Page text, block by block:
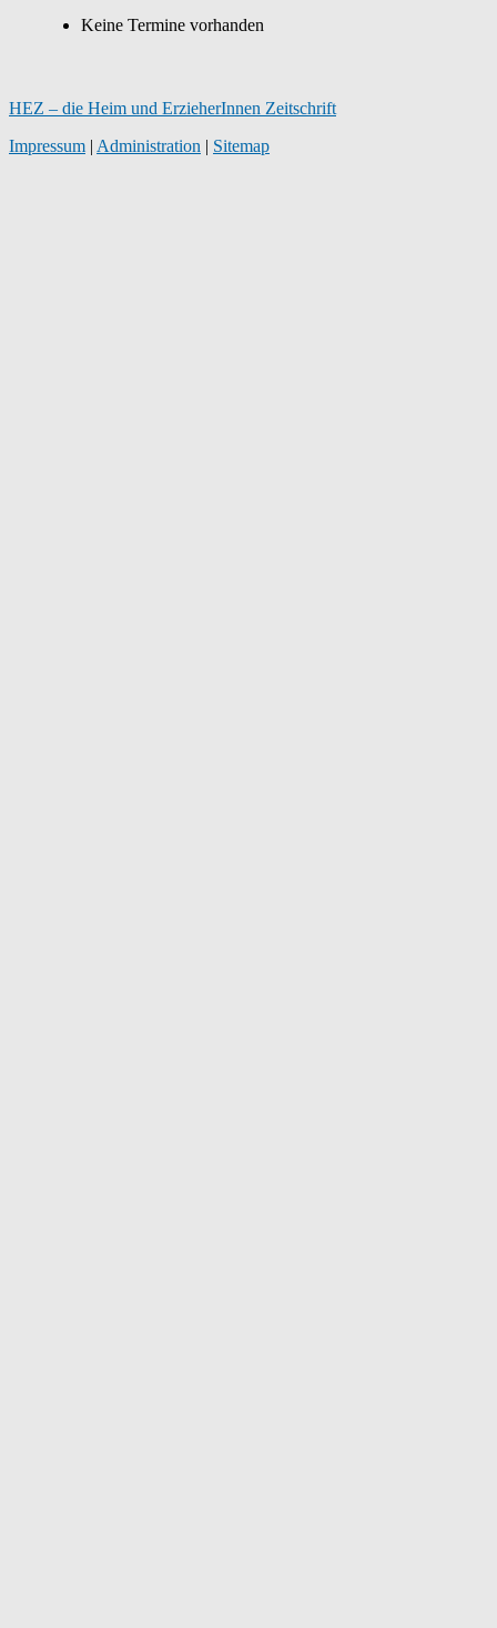
Keine Termine vorhanden
HEZ – die Heim und ErzieherInnen Zeitschrift
Impressum | Administration | Sitemap